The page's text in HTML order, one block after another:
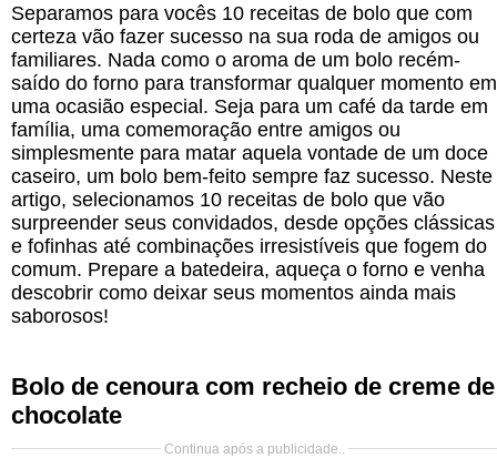
Separamos para vocês 10 receitas de bolo que com
certeza vão fazer sucesso na sua roda de amigos ou
familiares. Nada como o aroma de um bolo recém-
saído do forno para transformar qualquer momento em
uma ocasião especial. Seja para um café da tarde em
família, uma comemoração entre amigos ou
simplesmente para matar aquela vontade de um doce
caseiro, um bolo bem-feito sempre faz sucesso. Neste
artigo, selecionamos 10 receitas de bolo que vão
surpreender seus convidados, desde opções clássicas
e fofinhas até combinações irresistíveis que fogem do
comum. Prepare a batedeira, aqueça o forno e venha
descobrir como deixar seus momentos ainda mais
saborosos!
Bolo de cenoura com recheio de creme de
chocolate
Continua após a publicidade..